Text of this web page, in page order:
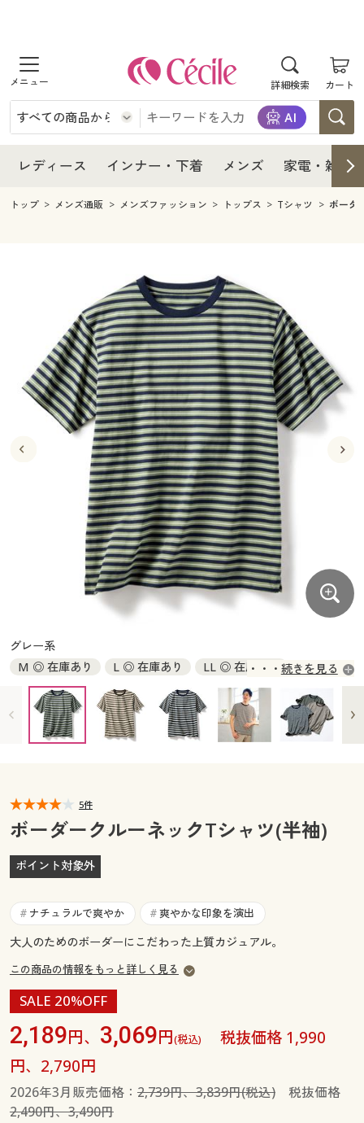
詳細検索 カート
商品を探す
レディース
レディースファッション
インナー・下着
インナー・下着通販すべて
ジュニア・ティーンズ下着
メンズ
メンズファッション
メンズ下着
家電・雑貨すべて
キッチン・雑貨・日用品
寝具・インテリア・家具
寝具・インテリア・家具通販すべて
家具・収納
寝具・ベッド
カーテン・ラグ・ファブリック
美容・健康
美容・健康通販すべて
美容・健康・サプリメント
制服・スクール
制服・スクールすべて
制服・学生服
ジュニア・ティーンズ下着
大きいサイズ
大きいサイズ通販すべて
大きいサイズ レディース服
大きいサイズ レディース下着
大きいサイズ メンズ
大きいサイズ 事務・制服
バーゲンセール
シークレットセール
商品カテゴリ一覧
カタログ・チラシからのご注文
デジタルカタログ
カタログ無料プレゼント
マイページ
閲覧履歴
お気に入り
サポート
よくある質問とお問い合わせ
レディース インナー・下着 メンズ 家電・雑貨
レディース
レディース通販すべて
レディースファッション
インナー・下着
インナー・下着通販すべて
ジュニア・ティーンズ下着
メンズ
キッチン・雑貨・日用品
寝具・インテリア・家具通販すべて
家具・収納
寝具・ベッド
カーテン・ラグ・ファブリック
美容・健康通販すべて
美容・健康・サプリメント
制服・スクール
制服・スクールすべて
制服・学生服
ジュニア・ティーンズ下着
大きいサイズ
大きいサイズ通販すべて
大きいサイズ レディース服
大きいサイズ レディース下着
大きいサイズ メンズ
大きいサイズ 事務・制服
バーゲン
バーゲンセール
シークレットセール
商品カテゴリ一覧
カタログ・チラシからのご注文
カタログ無料プレゼント
会員メニュー
閲覧履歴
ご利用ガイド
よくある質問とお問い合わせ
トップ メンズ通販 メンズファッション トップス Tシャツ ボーダ
グレー系
M ◎ 在庫あり
L ◎ 在庫あり
LL ◎ 在庫あり
3L ◎ 在庫あり
5L ◎ 在庫あり
続きを見る
5件
ボーダークルーネックTシャツ(半袖)
ポイント対象外
# ナチュラルで爽やか # 爽やかな印象を演出
大人のためのボーダーにこだわった上質カジュアル。
この商品の情報をもっと詳しく見る
SALE 20%OFF
2,189円、 3,069円(税込)
税抜価格 1,990
円、2,790円
2026年3月販売価格： 2,739円、3,839円(税込)税抜価格
2,490円、3,490円